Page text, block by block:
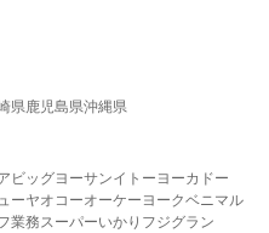
県鹿児島県沖縄県
ビッグヨーサンイトーヨーカドー
ーヤオコーオーケー ヨークベニマル
業務スーパーいかり フジグラン